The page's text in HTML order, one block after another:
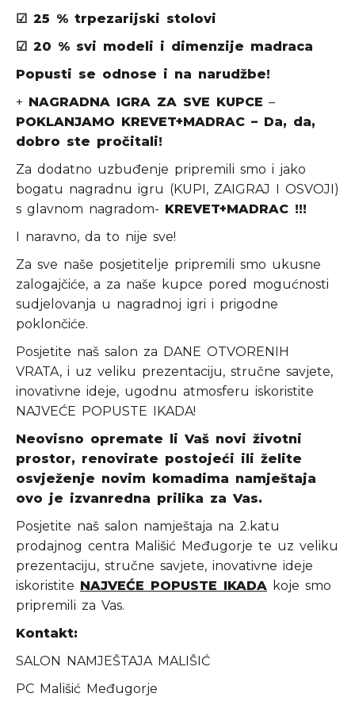
☑ 25 % trpezarijski stolovi
☑ 20 % svi modeli i dimenzije madraca
Popusti se odnose i na narudžbe!
+ NAGRADNA IGRA ZA SVE KUPCE –
POKLANJAMO KREVET+MADRAC – Da, da,
dobro ste pročitali!
Za dodatno uzbuđenje pripremili smo i jako
bogatu nagradnu igru (KUPI, ZAIGRAJ I OSVOJI)
s glavnom nagradom- KREVET+MADRAC !!!
I naravno, da to nije sve!
Za sve naše posjetitelje pripremili smo ukusne
zalogajčiće, a za naše kupce pored mogućnosti
sudjelovanja u nagradnoj igri i prigodne
poklončiće.
Posjetite naš salon za DANE OTVORENIH
VRATA, i uz veliku prezentaciju, stručne savjete,
inovativne ideje, ugodnu atmosferu iskoristite
NAJVEĆE POPUSTE IKADA!
Neovisno opremate li Vaš novi životni
prostor, renovirate postojeći ili želite
osvježenje novim komadima namještaja
ovo je izvanredna prilika za Vas.
Posjetite naš salon namještaja na 2.katu
prodajnog centra Mališić Međugorje te uz veliku
prezentaciju, stručne savjete, inovativne ideje
iskoristite NAJVEĆE POPUSTE IKADA koje smo
pripremili za Vas.
Kontakt:
SALON NAMJEŠTAJA MALIŠIĆ
PC Mališić Međugorje